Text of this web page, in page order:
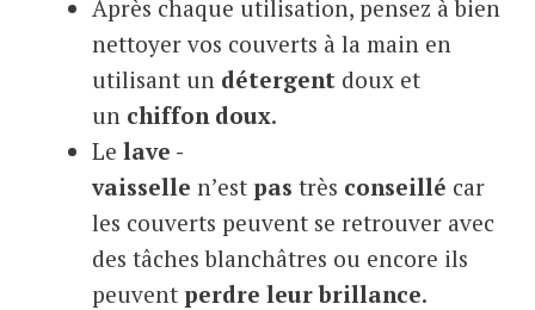
Après chaque utilisation, pensez à bien
nettoyer vos couverts à la main en
utilisant un détergent doux et
un chiffon doux.
Le lave -
vaisselle n’est pas très conseillé car
les couverts peuvent se retrouver avec
des tâches blanchâtres ou encore ils
peuvent perdre leur brillance.